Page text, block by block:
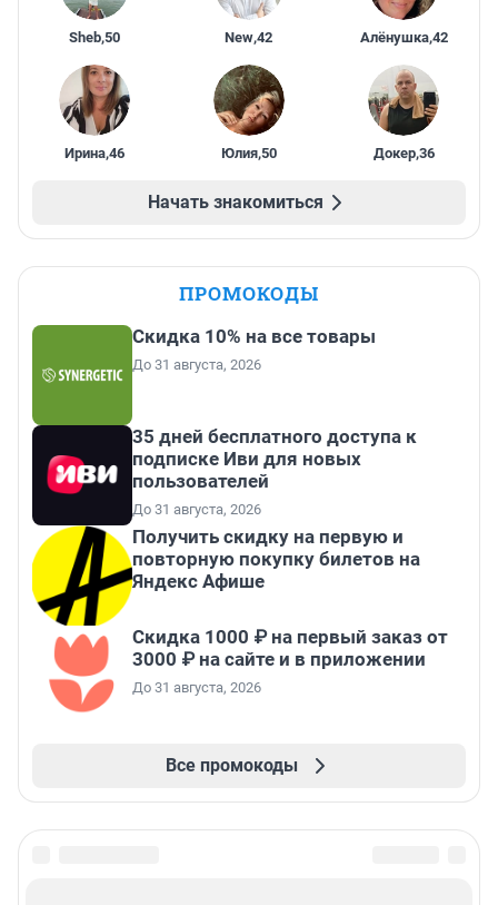
Sheb,50 New,42 Алёнушка,42
Ирина,46 Юлия,50 Докер,36
Начать знакомиться
ПРОМОКОДЫ
Скидка 10% на все товары
До 31 августа, 2026
35 дней бесплатного доступа к
подписке Иви для новых
пользователей
До 31 августа, 2026
Получить скидку на первую и
повторную покупку билетов на
Яндекс Афише
Скидка 1000 ₽ на первый заказ от
3000 ₽ на сайте и в приложении
До 31 августа, 2026
Все промокоды